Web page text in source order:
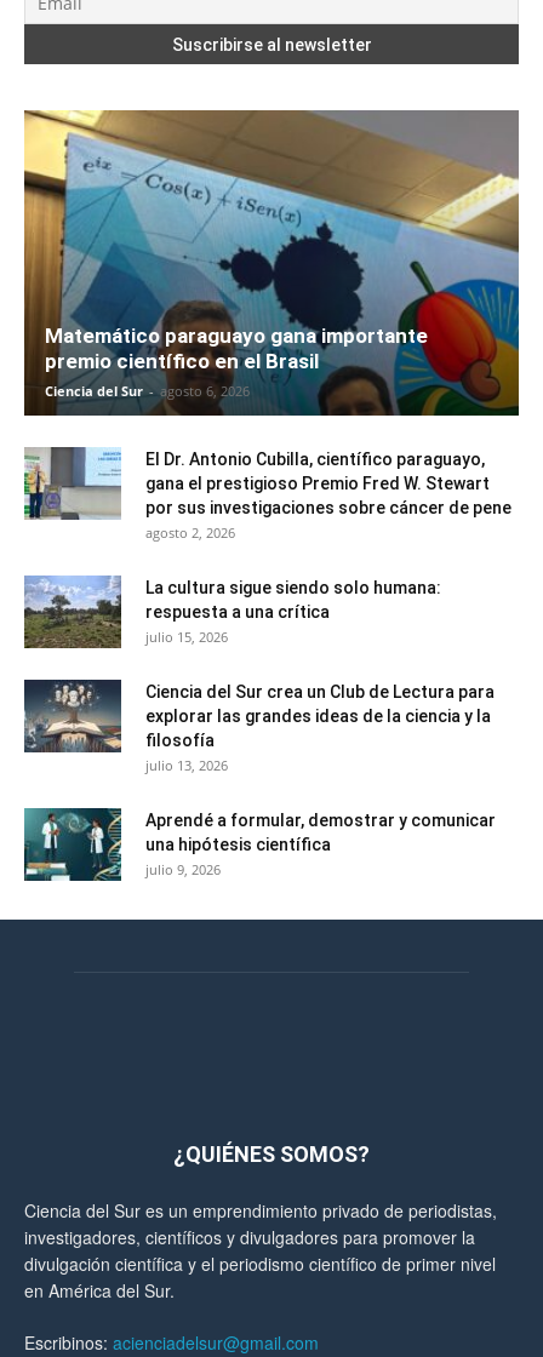
Matemático paraguayo gana importante
premio científico en el Brasil
Ciencia del Sur - agosto 6, 2026
El Dr. Antonio Cubilla, científico paraguayo,
gana el prestigioso Premio Fred W. Stewart
por sus investigaciones sobre cáncer de pene
agosto 2, 2026
La cultura sigue siendo solo humana:
respuesta a una crítica
julio 15, 2026
Ciencia del Sur crea un Club de Lectura para
explorar las grandes ideas de la ciencia y la
filosofía
julio 13, 2026
Aprendé a formular, demostrar y comunicar
una hipótesis científica
julio 9, 2026
¿QUIÉNES SOMOS?
Ciencia del Sur es un emprendimiento privado de periodistas,
investigadores, científicos y divulgadores para promover la
divulgación científica y el periodismo científico de primer nivel
en América del Sur.
Escribinos: acienciadelsur@gmail.com